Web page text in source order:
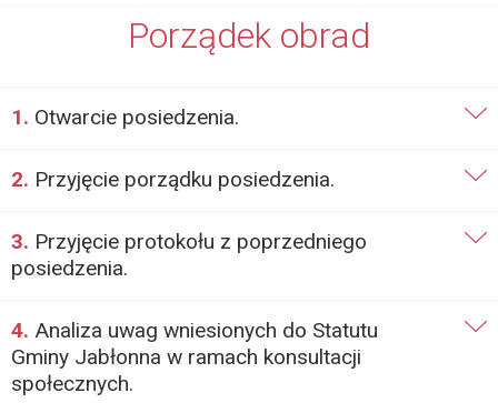
Porządek obrad
1. Otwarcie posiedzenia.
2. Przyjęcie porządku posiedzenia.
3. Przyjęcie protokołu z poprzedniego
posiedzenia.
4. Analiza uwag wniesionych do Statutu
Gminy Jabłonna w ramach konsultacji
społecznych.